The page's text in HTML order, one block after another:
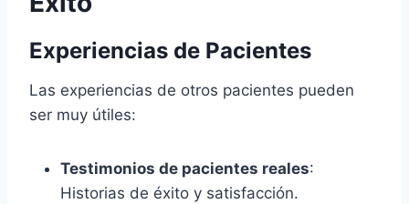
Experiencias de Pacientes
Las experiencias de otros pacientes pueden
ser muy útiles:
Testimonios de pacientes reales:
Historias de éxito y satisfacción.